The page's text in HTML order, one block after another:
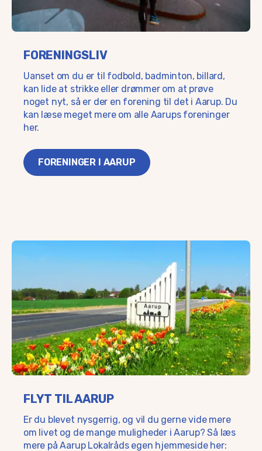
FORENINGSLIV
Uanset om du er til fodbold, badminton, billard,
kan lide at strikke eller drømmer om at prøve
noget nyt, så er der en forening til det i Aarup. Du
kan læse meget mere om alle Aarups foreninger
her.
FORENINGER I AARUP
FLYT TIL AARUP
Er du blevet nysgerrig, og vil du gerne vide mere
om livet og de mange muligheder i Aarup? Så læs
mere på Aarup Lokalråds egen hjemmeside her: